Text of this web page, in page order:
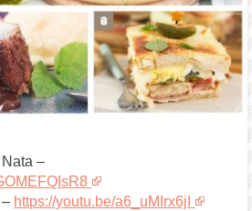
–
https://youtu.be/a6_uMIrx6jI